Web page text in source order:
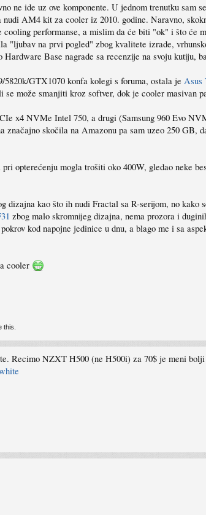
ne ide uz ove komponente. U jednom trenutku sam
nudi AM4 kit za cooler iz 2010. godine. Naravno,
performanse, a mislim da će biti "ok" i što
"ljubav na prvi pogled" zbog kvalitete izrade,
Base nagrade sa recenzije na svoju kutiju,
GTX1070 konfa kolegi s foruma, ostala je Asus
može smanjiti kroz softver, dok je cooler masivan
x4 NVMe Intel 750, a drugi (Samsung 960 Evo
značajno skočila na Amazonu pa sam uzeo 250
opterećenju mogla trošiti oko 400W, gledao neke
dizajna kao što ih nudi Fractal sa R-serijom, no
zbog malo skromnijeg dizajna, nema prozora i
kod napojne jedinice u dnu, a blago me i sa
cooler
this.
Recimo NZXT H500 (ne H500i) za 70$ je meni